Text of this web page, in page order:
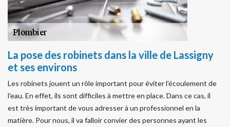
La pose des robinets dans la ville de Lassigny
et ses environs
Les robinets jouent un rôle important pour éviter l'écoulement de
l'eau. En effet, ils sont difficiles à mettre en place. Dans ce cas, il
est très important de vous adresser à un professionnel en la
matière. Pour nous, il va falloir convier des personnes ayant les